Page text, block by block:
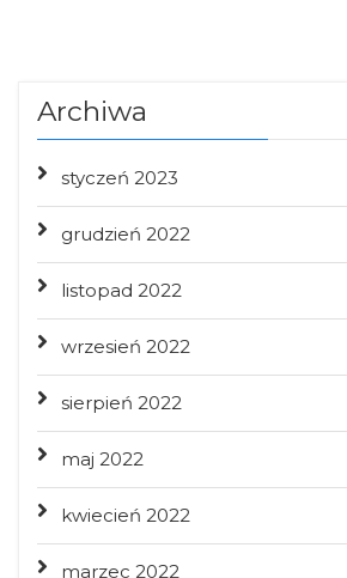
Archiwa
styczeń 2023
grudzień 2022
listopad 2022
wrzesień 2022
sierpień 2022
maj 2022
kwiecień 2022
marzec 2022